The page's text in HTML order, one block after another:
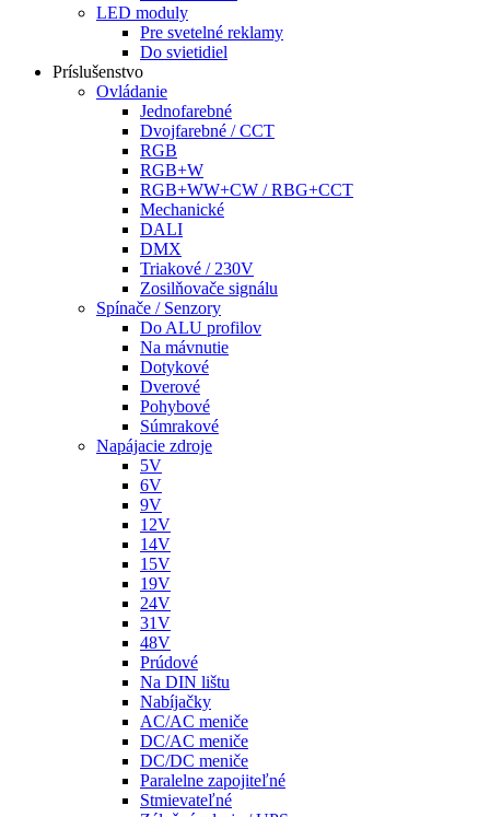
LED moduly
Pre svetelné reklamy
Do svietidiel
Príslušenstvo
Ovládanie
Jednofarebné
Dvojfarebné / CCT
RGB
RGB+W
RGB+WW+CW / RBG+CCT
Mechanické
DALI
DMX
Triakové / 230V
Zosilňovače signálu
Spínače / Senzory
Do ALU profilov
Na mávnutie
Dotykové
Dverové
Pohybové
Súmrakové
Napájacie zdroje
5V
6V
9V
12V
14V
15V
19V
24V
31V
48V
Prúdové
Na DIN lištu
Nabíjačky
AC/AC meniče
DC/AC meniče
DC/DC meniče
Paralelne zapojiteľné
Stmievateľné